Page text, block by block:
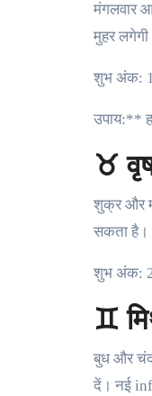
मंगलवार
मुहर
शुभ अंक: 1
उपाय:**
♉
शुक्र और
सकता है।
शुभ अंक: 2
♊
बुध और
दें। नई